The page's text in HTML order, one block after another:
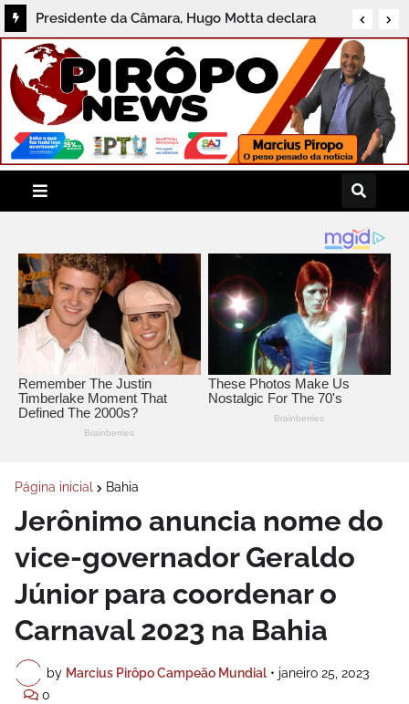
Presidente da Câmara, Hugo Motta declara
apoio à reeleição de Lula: “O melhor para o
país”
Página inicial Bahia
Jerônimo anuncia nome do
vice-governador Geraldo
Júnior para coordenar o
Carnaval 2023 na Bahia
by Marcius Pirôpo Campeão Mundial • janeiro 25, 2023
0